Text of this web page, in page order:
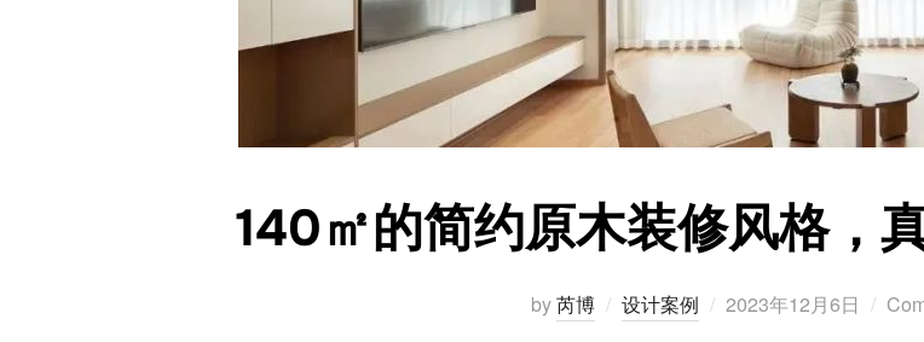
140㎡的简约原木装修风格，
by芮博 设计案例
Posted
2023年12月6日